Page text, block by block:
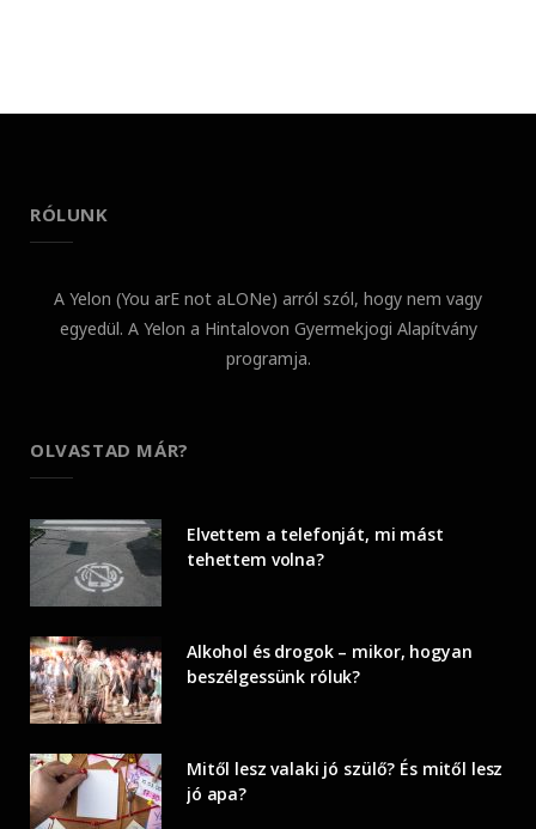
RÓLUNK
A Yelon (You arE not aLONe) arról szól, hogy nem vagy
egyedül. A Yelon a Hintalovon Gyermekjogi Alapítvány
programja.
OLVASTAD MÁR?
Elvettem a telefonját, mi mást
tehettem volna?
Alkohol és drogok – mikor, hogyan
beszélgessünk róluk?
Mitől lesz valaki jó szülő? És mitől lesz
jó apa?